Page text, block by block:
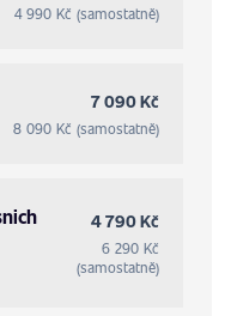
4 990 Kč (samostatně)
7 090 Kč
8 090 Kč (samostatně)
4 790 Kč
6 290 Kč
(samostatně)